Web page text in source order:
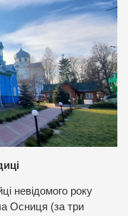
невідомого року
Осниця (за три